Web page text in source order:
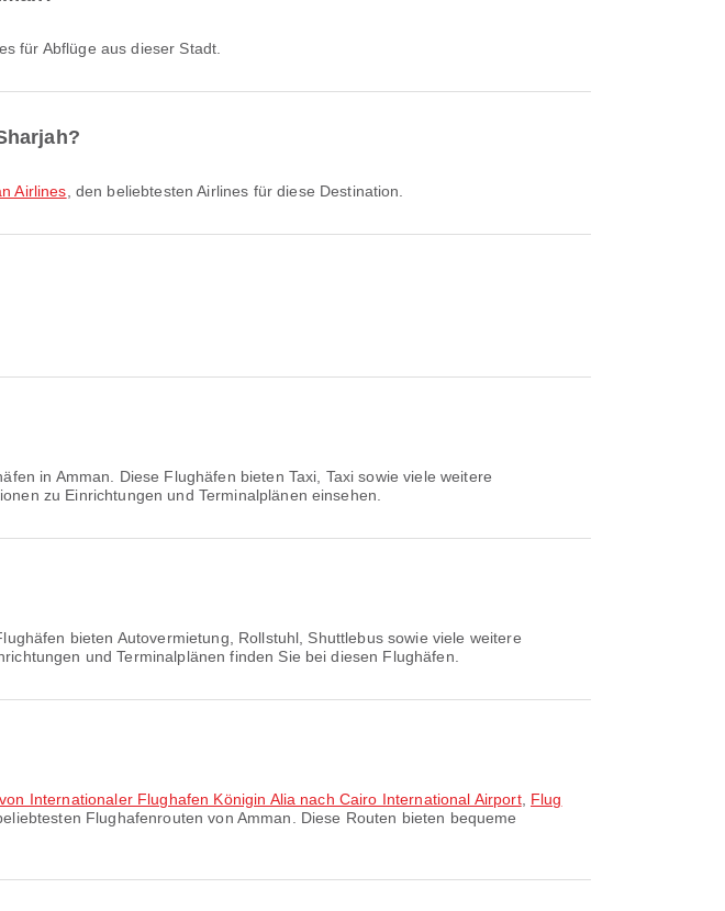
für Abflüge aus dieser Stadt.
Airlines , den beliebtesten Airlines für diese Destination.
in Amman. Diese Flughäfen bieten Taxi, Taxi sowie viele weitere
zu Einrichtungen und Terminalplänen einsehen.
bieten Autovermietung, Rollstuhl, Shuttlebus sowie viele weitere
und Terminalplänen finden Sie bei diesen Flughäfen.
Internationaler Flughafen Königin Alia nach Cairo International Airport, Flug
Flughafenrouten von Amman. Diese Routen bieten bequeme